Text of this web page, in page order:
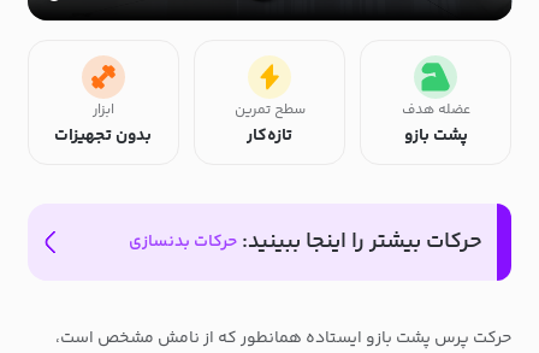
عضله هدف
پشت بازو
سطح تمرین
تازه‌کار
ابزار
بدون تجهیزات
حرکات بیشتر را اینجا ببینید: حرکات بدنسازی
حرکت پرس پشت بازو ایستاده همانطور که از نامش مشخص است،